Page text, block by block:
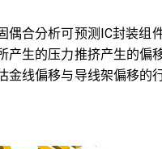
偶合分析可预测IC封装组
产生的压力推挤产生的偏
金线偏移与导线架偏移的